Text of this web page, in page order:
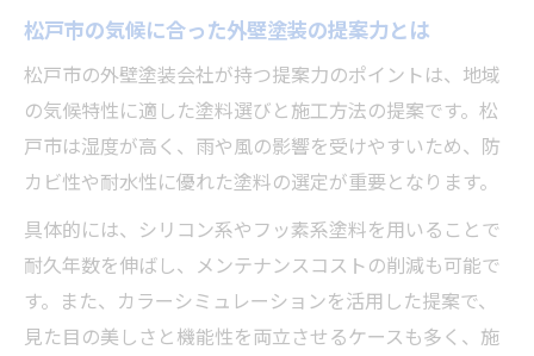
松戸市の気候に合った外壁塗装の提案力とは
松戸市の外壁塗装会社が持つ提案力のポイントは、地域
の気候特性に適した塗料選びと施工方法の提案です。松
戸市は湿度が高く、雨や風の影響を受けやすいため、防
カビ性や耐水性に優れた塗料の選定が重要となります。
具体的には、シリコン系やフッ素系塗料を用いることで
耐久年数を伸ばし、メンテナンスコストの削減も可能で
す。また、カラーシミュレーションを活用した提案で、
見た目の美しさと機能性を両立させるケースも多く、施